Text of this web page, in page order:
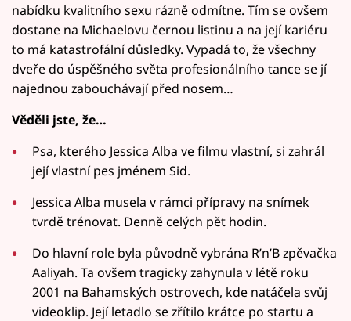
nabídku kvalitního sexu rázně odmítne. Tím se ovšem
dostane na Michaelovu černou listinu a na její kariéru
to má katastrofální důsledky. Vypadá to, že všechny
dveře do úspěšného světa profesionálního tance se jí
najednou zabouchávají před nosem…
Věděli jste, že…
Psa, kterého Jessica Alba ve filmu vlastní, si zahrál
její vlastní pes jménem Sid.
Jessica Alba musela v rámci přípravy na snímek
tvrdě trénovat. Denně celých pět hodin.
Do hlavní role byla původně vybrána R’n’B zpěvačka
Aaliyah. Ta ovšem tragicky zahynula v létě roku
2001 na Bahamských ostrovech, kde natáčela svůj
videoklip. Její letadlo se zřítilo krátce po startu a